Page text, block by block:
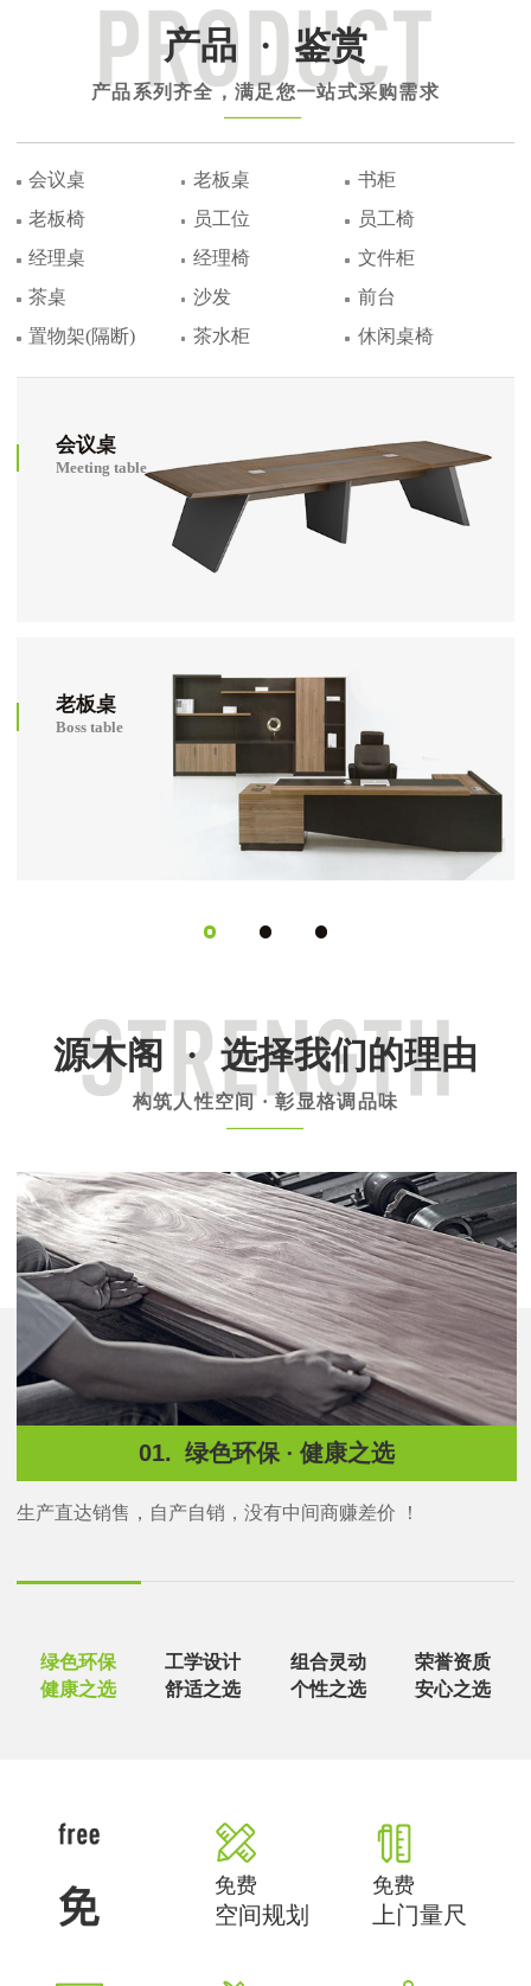
产品 · 鉴赏
产品系列齐全，满足您一站式采购需求
会议桌 老板桌
书柜
老板椅
员工位
员工椅
经理桌
经理椅
文件柜
茶桌
沙发
前台
置物架(隔断)
茶水柜 休闲桌椅
会议桌
Meeting table
老板桌
Boss table
源木阁 · 选择我们的理由
构筑人性空间 · 彰显格调品味
01. 绿色环保 · 健康之选
生产直达销售，自产自销，没有中间商赚差价 ！
绿色环保
健康之选
工学设计
舒适之选
组合灵动
个性之选
荣誉资质
安心之选
免费
空间规划
免费
上门量尺